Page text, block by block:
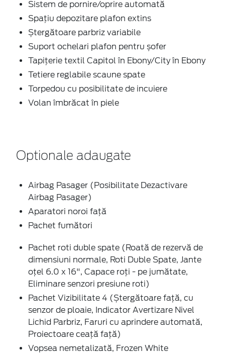
Sistem de pornire/oprire automată
Spațiu depozitare plafon extins
Ștergătoare parbriz variabile
Suport ochelari plafon pentru șofer
Tapițerie textil Capitol în Ebony/City în Ebony
Tetiere reglabile scaune spate
Torpedou cu posibilitate de incuiere
Volan îmbrăcat în piele
Optionale adaugate
Airbag Pasager (Posibilitate Dezactivare
Airbag Pasager)
Aparatori noroi faţă
Pachet fumători
Pachet roti duble spate (Roată de rezervă de
dimensiuni normale, Roti Duble Spate, Jante
oțel 6.0 x 16", Capace roți - pe jumătate,
Eliminare senzori presiune roti)
Pachet Vizibilitate 4 (Ștergătoare față, cu
senzor de ploaie, Indicator Avertizare Nivel
Lichid Parbriz, Faruri cu aprindere automată,
Proiectoare ceaţă faţă)
Vopsea nemetalizată, Frozen White